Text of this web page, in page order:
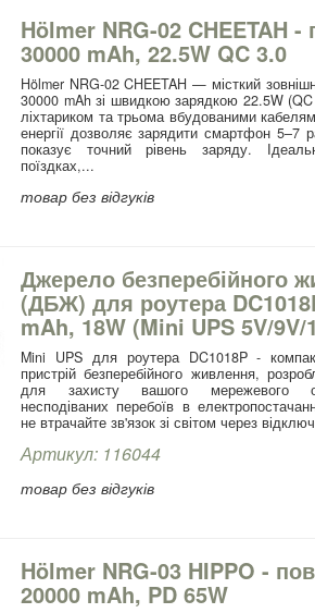
Hölmer NRG-02 CHEETAH -
30000 mAh, 22.5W QC 3.0
Hölmer NRG-02 CHEETAH — місткий
30000 mAh зі швидкою зарядкою 22.5W
ліхтариком та трьома вбудованими
енергії дозволяє зарядити смартфон 5–7
показує точний рівень заряду.
поїздках,...
товар без відгуків
Джерело безперебійного
(ДБЖ) для роутера
mAh, 18W (Mini UPS 5V/9V/
Mini UPS для роутера DC1018P -
пристрій безперебійного живлення,
для захисту вашого мережевого
несподіваних перебоїв в
не втрачайте зв'язок зі світом через
Артикул: 116044
товар без відгуків
Hölmer NRG-03 HIPPO -
20000 mAh, PD 65W